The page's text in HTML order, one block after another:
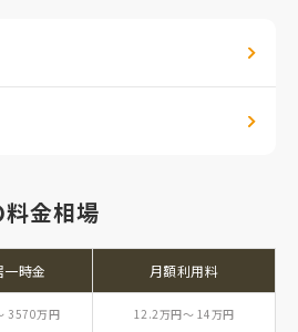
金相場
一時金 月額利用料
3570万円 12.2万円～ 14万円